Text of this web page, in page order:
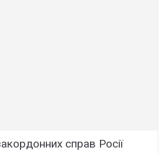
справ Росії